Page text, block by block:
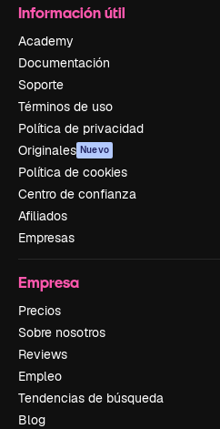
Información útil
Academy
Documentación
Soporte
Términos de uso
Política de privacidad
Originales Nuevo
Política de cookies
Centro de confianza
Afiliados
Empresas
Empresa
Precios
Sobre nosotros
Reviews
Empleo
Tendencias de búsqueda
Blog